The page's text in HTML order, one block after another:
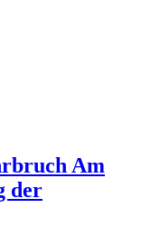
Am
der